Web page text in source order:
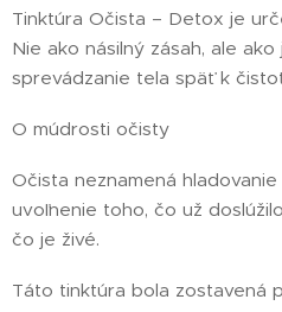
Tinktúra Očista – Detox je
Nie ako násilný zásah, ale ako
sprevádzanie tela späť k
O múdrosti očisty
Očista neznamená
uvoľnenie toho, čo už
čo je živé.
Táto tinktúra bola zostavená